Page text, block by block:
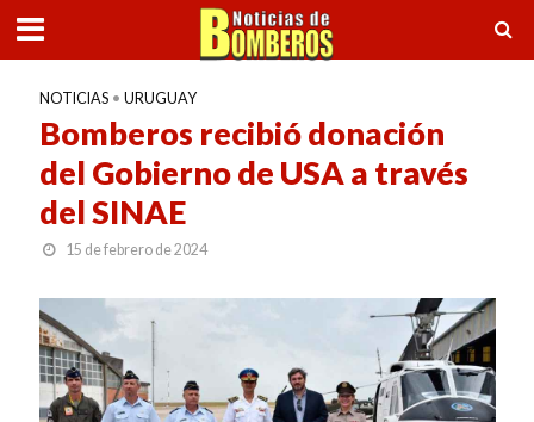
NOTICIAS • URUGUAY
Bomberos recibió donación
del Gobierno de USA a través
del SINAE
15 de febrero de 2024